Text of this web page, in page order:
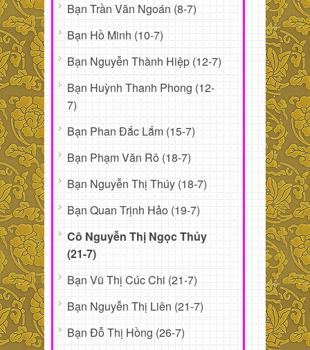
Bạn Trần Văn Ngoán (8-7)
Bạn Hồ Minh (10-7)
Bạn Nguyễn Thành Hiệp (12-7)
Bạn Huỳnh Thanh Phong (12-
7)
Bạn Phan Đắc Lắm (15-7)
Bạn Phạm Văn Rô (18-7)
Bạn Nguyễn Thị Thúy (18-7)
Bạn Quan Trịnh Hảo (19-7)
Cô Nguyễn Thị Ngọc Thủy
(21-7)
Bạn Vũ Thị Cúc Chi (21-7)
Bạn Nguyễn Thị Liên (21-7)
Bạn Đỗ Thị Hồng (26-7)